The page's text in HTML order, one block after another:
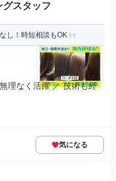
スタッフ
し！時短相談もOK
理なく活躍 ／ 技術も経
気になる